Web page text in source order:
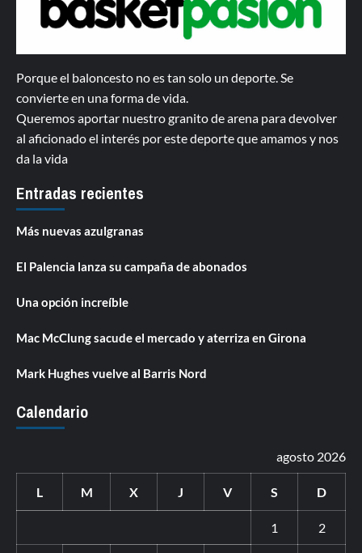
Porque el baloncesto no es tan solo un deporte. Se
convierte en una forma de vida.
Queremos aportar nuestro granito de arena para devolver
al aficionado el interés por este deporte que amamos y nos
da la vida
Entradas recientes
Más nuevas azulgranas
El Palencia lanza su campaña de abonados
Una opción increíble
Mac McClung sacude el mercado y aterriza en Girona
Mark Hughes vuelve al Barris Nord
Calendario
agosto 2026
L M X J V S D
1 2